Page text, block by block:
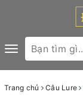
Toggle
navigation
Trang chủ Câu Lure